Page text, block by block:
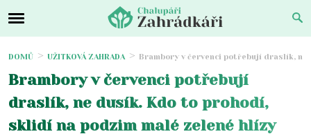
DOMŮ UŽITKOVÁ ZAHRADA Brambory v červenci potřebují draslík,
Brambory v červenci potřebují
draslík, ne dusík. Kdo to prohodí,
sklidí na podzim malé zelené hlízy